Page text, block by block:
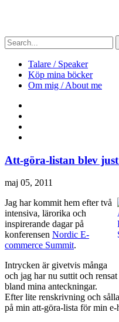
Talare / Speaker
Köp mina böcker
Om mig / About me
Att-göra-listan blev
maj 05, 2011
Jag har kommit hem efter två
intensiva, lärorika och
inspirerande dagar på
konferensen Nordic E-
commerce Summit.
Intrycken är givetvis många
och jag har nu suttit och rensat
bland mina anteckningar.
Efter lite renskrivning och
på min att-göra-lista för min e-